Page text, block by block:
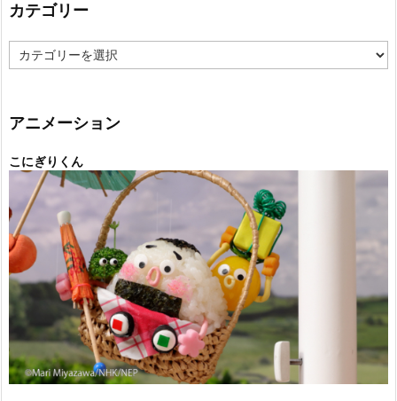
カテゴリー
テ
ー
アニメーション
こにぎりくん